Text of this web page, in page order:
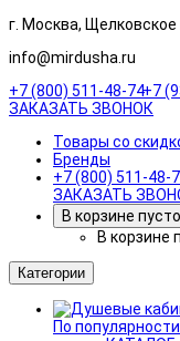
г. Москва,
info@mirdusha.ru
+7 (800) 511-48-74+7
ЗАКАЗАТЬ ЗВОНОК
Товары со
Бренды
+7 (800) 511-48-
ЗАКАЗАТЬ
В корзине
В корзине
Категории
По популярности